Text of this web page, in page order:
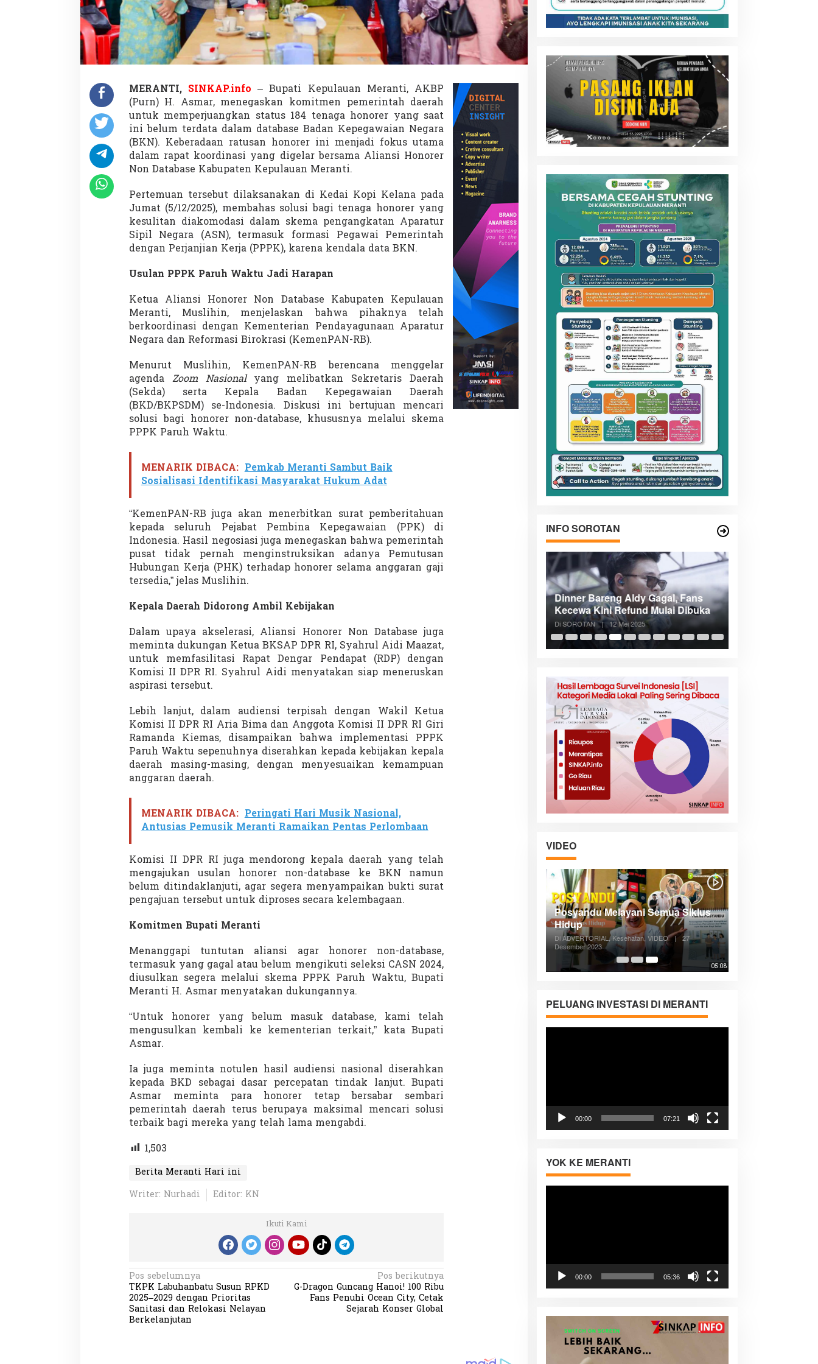
a
n
t
i
N
D
a
t
a
b
a
s
e
S
o
l
u
s
i
P
P
P
a
r
u
h
a
k
t
u
M
e
m
u
k
MERANTI, SINKAP.info – Bupati Kepulauan Meranti, AKBP
(Purn) H. Asmar, menegaskan komitmen pemerintah daerah
untuk memperjuangkan status 184 tenaga honorer yang saat
ini belum terdata dalam database Badan Kepegawaian Negara
(BKN). Keberadaan ratusan honorer ini menjadi fokus utama
dalam rapat koordinasi yang digelar bersama Aliansi Honorer
Non Database Kabupaten Kepulauan Meranti.
Pertemuan tersebut dilaksanakan di Kedai Kopi Kelana pada
Jumat (5/12/2025), membahas solusi bagi tenaga honorer yang
kesulitan diakomodasi dalam skema pengangkatan Aparatur
Sipil Negara (ASN), termasuk formasi Pegawai Pemerintah
dengan Perjanjian Kerja (PPPK), karena kendala data BKN.
Usulan PPPK Paruh Waktu Jadi Harapan
Ketua Aliansi Honorer Non Database Kabupaten Kepulauan
Meranti, Muslihin, menjelaskan bahwa pihaknya telah
berkoordinasi dengan Kementerian Pendayagunaan Aparatur
Negara dan Reformasi Birokrasi (KemenPAN-RB).
Menurut Muslihin, KemenPAN-RB berencana menggelar
agenda Zoom Nasionalyang melibatkan Sekretaris Daerah
(Sekda) serta Kepala Badan Kepegawaian Daerah
(BKD/BKPSDM) se-Indonesia. Diskusi ini bertujuan mencari
solusi bagi honorer non-database, khususnya melalui skema
PPPK Paruh Waktu.
MENARIK DIBACA: Pemkab Meranti Sambut Baik
Sosialisasi Identifikasi Masyarakat Hukum Adat
“KemenPAN-RB juga akan menerbitkan surat pemberitahuan
kepada seluruh Pejabat Pembina Kepegawaian (PPK) di
Indonesia. Hasil negosiasi juga menegaskan bahwa pemerintah
pusat tidak pernah menginstruksikan adanya Pemutusan
Hubungan Kerja (PHK) terhadap honorer selama anggaran gaji
tersedia,” jelas Muslihin.
Kepala Daerah Didorong Ambil Kebijakan
Dalam upaya akselerasi, Aliansi Honorer Non Database juga
meminta dukungan Ketua BKSAP DPR RI, Syahrul Aidi Maazat,
untuk memfasilitasi Rapat Dengar Pendapat (RDP) dengan
Komisi II DPR RI. Syahrul Aidi menyatakan siap meneruskan
aspirasi tersebut.
Lebih lanjut, dalam audiensi terpisah dengan Wakil Ketua
Komisi II DPR RI Aria Bima dan Anggota Komisi II DPR RI Giri
Ramanda Kiemas, disampaikan bahwa implementasi PPPK
Paruh Waktu sepenuhnya diserahkan kepada kebijakan kepala
daerah masing-masing, dengan menyesuaikan kemampuan
anggaran daerah.
MENARIK DIBACA: Peringati Hari Musik Nasional,
Antusias Pemusik Meranti Ramaikan Pentas Perlombaan
Komisi II DPR RI juga mendorong kepala daerah yang telah
mengajukan usulan honorer non-database ke BKN namun
belum ditindaklanjuti, agar segera menyampaikan bukti surat
pengajuan tersebut untuk diproses secara kelembagaan.
Komitmen Bupati Meranti
Menanggapi tuntutan aliansi agar honorer non-database,
termasuk yang gagal atau belum mengikuti seleksi CASN 2024,
diusulkan segera melalui skema PPPK Paruh Waktu, Bupati
Meranti H. Asmar menyatakan dukungannya.
“Untuk honorer yang belum masuk database, kami telah
mengusulkan kembali ke kementerian terkait,” kata Bupati
Asmar.
Ia juga meminta notulen hasil audiensi nasional diserahkan
kepada BKD sebagai dasar percepatan tindak lanjut. Bupati
Asmar meminta para honorer tetap bersabar sembari
pemerintah daerah terus berupaya maksimal mencari solusi
terbaik bagi mereka yang telah lama mengabdi.
1,503
Berita Meranti Hari ini
Writer: Nurhadi
Editor: KN
Ikuti Kami
N
a
v
Pos sebelumnya
TKPK Labuhanbatu Susun RPKD
2025–2029 dengan Prioritas
Sanitasi dan Relokasi Nelayan
Berkelanjutan
Pos berikutnya
G-Dragon Guncang Hanoi! 100 Ribu
Fans Penuhi Ocean City, Cetak
Sejarah Konser Global
INFO SOROTAN
Nepal, PM Mundur Mendadak
Cegah Konflik dan Dukung
Dinner Bareng Aldy Gagal, Fans
Kecewa Kini Refund Mulai Dibuka
Di SOROTAN | 12 Mei 2025
VIDEO
Pelayanan Sukarela Internasional
05:08
Posyandu Melayani Semua Siklus
Hidup
Di ADVERTORIAL, Kesehatan, VIDEO |
27
Desember 2023
PELUANG INVESTASI DI MERANTI
00:00 07:21
YOK KE MERANTI
00:00 05:36